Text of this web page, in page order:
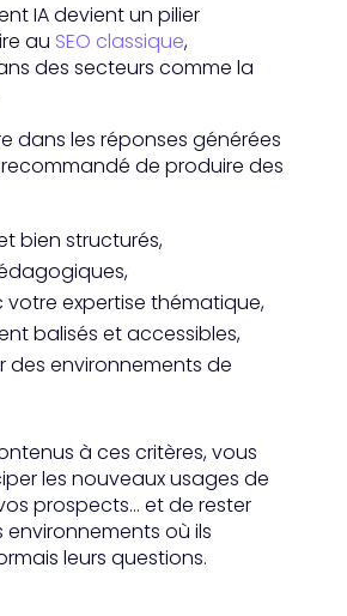
IA devient un pilier
au SEO classique,
des secteurs comme la
dans les réponses générées
recommandé de produire des
bien structurés,
votre expertise thématique,
balisés et accessibles,
des environnements de
à ces critères, vous
les nouveaux usages de
prospects… et de rester
environnements où ils
leurs questions.